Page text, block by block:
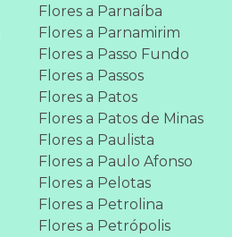
Flores a Parnaíba
Flores a Parnamirim
Flores a Passo Fundo
Flores a Passos
Flores a Patos
Flores a Patos de Minas
Flores a Paulista
Flores a Paulo Afonso
Flores a Pelotas
Flores a Petrolina
Flores a Petrópolis